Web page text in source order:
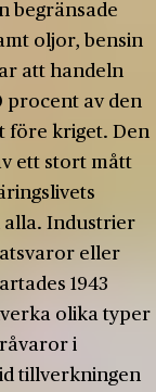
begränsade
oljor, bensin
att handeln
procent av den
före kriget. Den
ett stort mått
Industrier
eller
1943
olika typer
i
tillverkningen